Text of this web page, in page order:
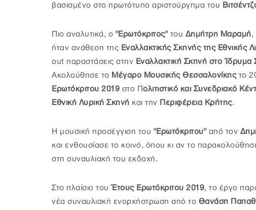
βασισμένο στο πρωτότυπο αριστούργημα του
Πιο αναλυτικά, ο "Ερωτόκριτος" του Δημήτρη Μαραμή,
ήταν ανάθεση της Εναλλακτικής Σκηνής της Εθνικής
out παραστάσεις στην Εναλλακτική Σκηνή στο Ίδρυμα
Ακολούθησε το Μέγαρο Μουσικής Θεσσαλονίκηςτο
Ερωτόκριτου 2019 στο Πολιτιστικό και Συνεδριακό
Εθνική Λυρική Σκηνή και την Περιφέρεια Κρήτης.
H µουσική προσέγγιση του "Ερωτόκριτου" από τον
και ενθουσίασε το κοινό, όπου κι αν το
στη συναυλιακή του εκδοχή.
Στο πλαίσιο του Έτους Ερωτόκριτου 2019, το έργο
νέα συναυλιακή ενορχήστρωση από το Θανάση